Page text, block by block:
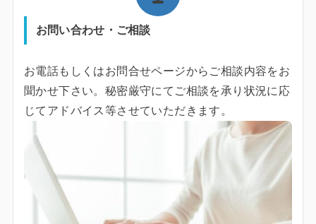
お問い合わせ・ご相談
お電話もしくはお問合せページからご相談内容をお
聞かせ下さい。秘密厳守にてご相談を承り状況に応
じてアドバイス等させていただきます。